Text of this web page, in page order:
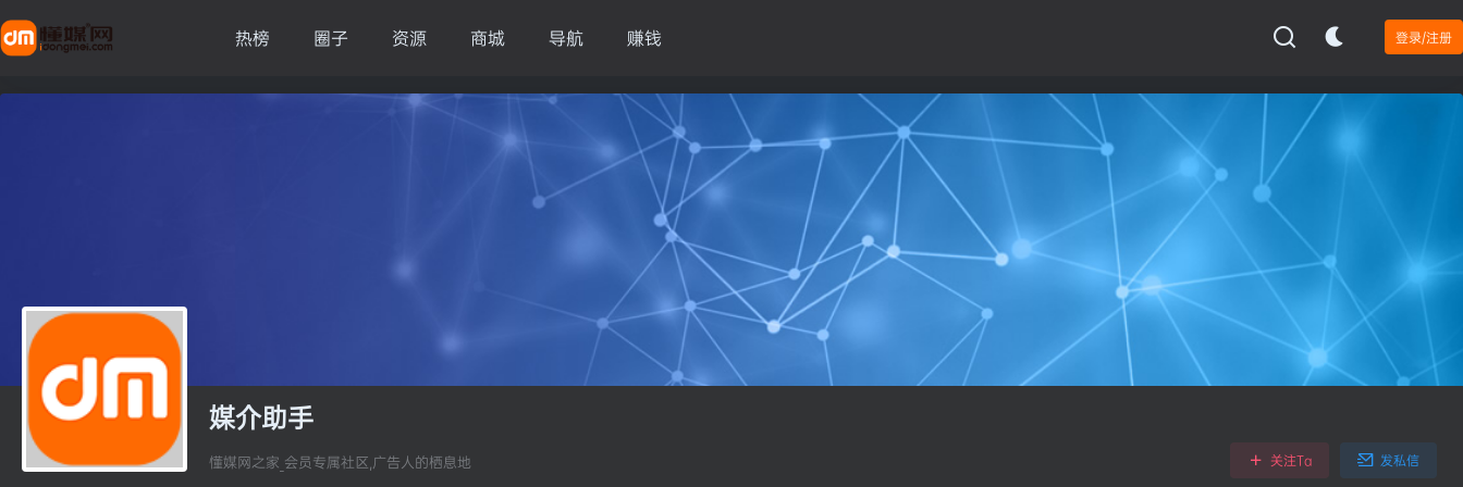
登录/注册
热榜 圈子 资源 商城 导航 赚钱
媒介助手
懂媒网之家_会员专属社区,广告人的栖息地 关注Ta 发私信